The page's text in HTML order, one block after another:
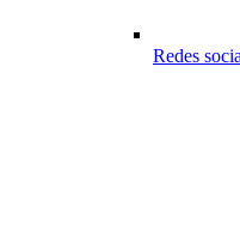
Redes